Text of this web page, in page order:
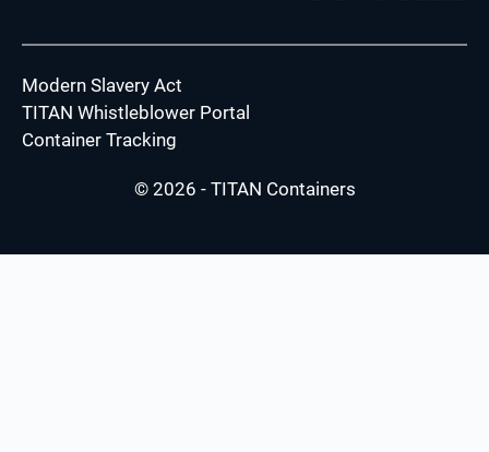
Modern Slavery Act
TITAN Whistleblower Portal
Container Tracking
© 2026 - TITAN Containers